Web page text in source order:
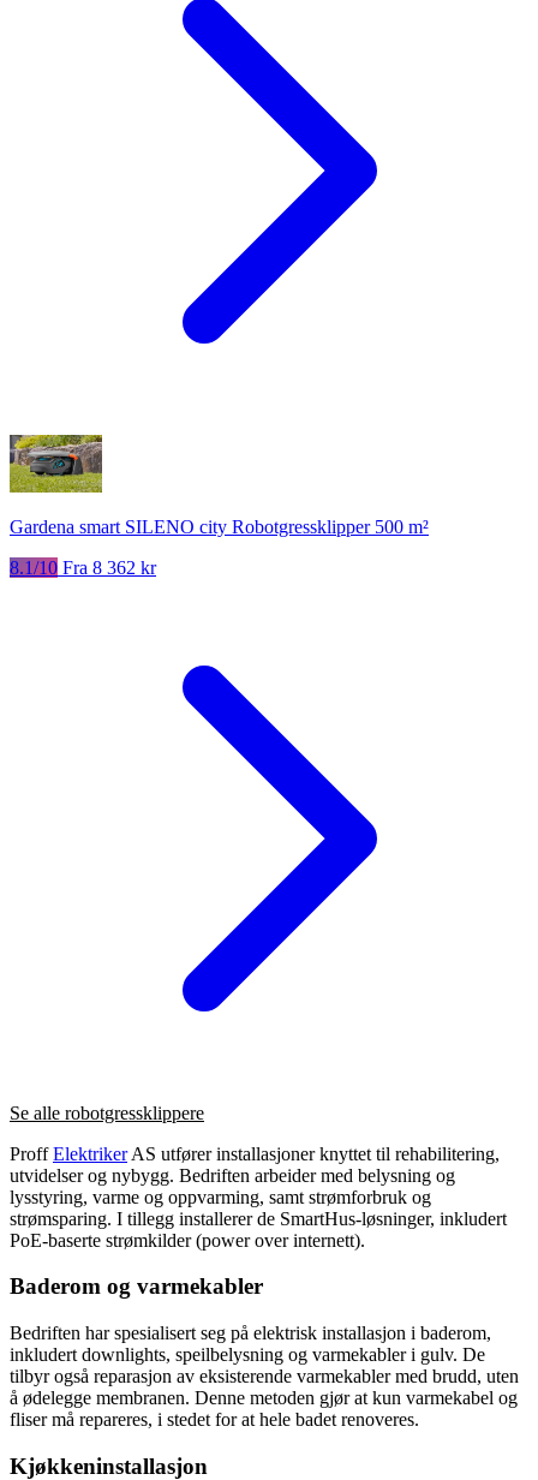
Gardena smart SILENO city Robotgressklipper 500 m²
8.1/10 Fra 8 362 kr
Se alle robotgressklippere
ProffElektrikerAS utfører installasjoner knyttet til rehabilitering,
utvidelser og nybygg. Bedriften arbeider med belysning og
lysstyring, varme og oppvarming, samt strømforbruk og
strømsparing. I tillegg installerer de SmartHus-løsninger, inkludert
PoE-baserte strømkilder (power over internett).
Baderom og varmekabler
Bedriften har spesialisert seg på elektrisk installasjon i baderom,
inkludert downlights, speilbelysning og varmekabler i gulv. De
tilbyr også reparasjon av eksisterende varmekabler med brudd, uten
å ødelegge membranen. Denne metoden gjør at kun varmekabel og
fliser må repareres, i stedet for at hele badet renoveres.
Kjøkkeninstallasjon